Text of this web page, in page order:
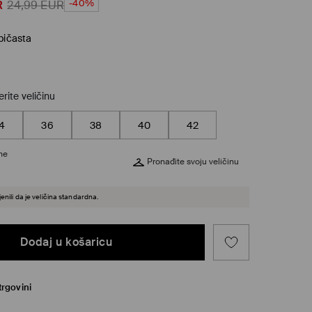
24,99EUR -40%
veličinu
36 38 40 42
Pronađite svoju veličinu
da je veličina standardna.
Dodaj u košaricu